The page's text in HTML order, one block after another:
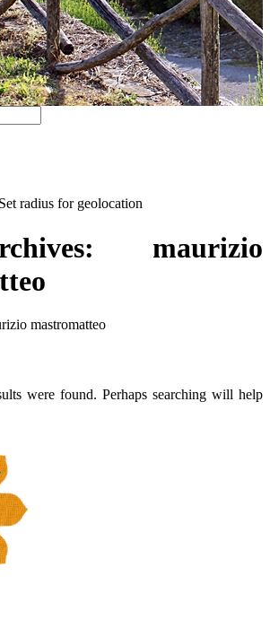
Set radius for geolocation
maurizio
mastromatteo
were found. Perhaps searching will help